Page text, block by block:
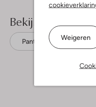
Weigeren
Bekijk meer
Pantalons